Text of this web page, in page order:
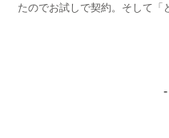
たのでお試しで契約。そして「
きや操作のメモをブログに残し